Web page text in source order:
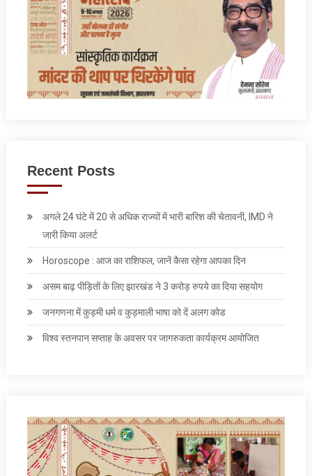
Recent Posts
अगले 24 घंटे में 20 से अधिक राज्यों में भारी बारिश की चेतावनी, IMD ने
जारी किया अलर्ट
Horoscope : आज का राशिफल, जानें कैसा रहेगा आपका दिन
असम बाढ़ पीड़ितों के लिए झारखंड ने 3 करोड़ रुपये का दिया सहयोग
जनगणना में कुड़मी धर्म व कुड़माली भाषा को दें अलग कोड
विश्व स्तनपान सप्ताह के अवसर पर जागरुकता कार्यक्रम आयोजित